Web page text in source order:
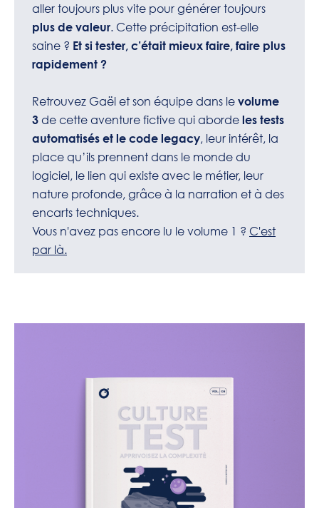
aller toujours plus vite pour générer toujours
plus de valeur. Cette précipitation est-elle
saine ? Et si tester, c’était mieux faire, faire plus
rapidement ?
Retrouvez Gaël et son équipe dans le volume
3 de cette aventure fictive qui aborde les tests
automatisés et le code legacy, leur intérêt, la
place qu’ils prennent dans le monde du
logiciel, le lien qui existe avec le métier, leur
nature profonde, grâce à la narration et à des
encarts techniques.
Vous n'avez pas encore lu le volume 1 ? C'est
par là.